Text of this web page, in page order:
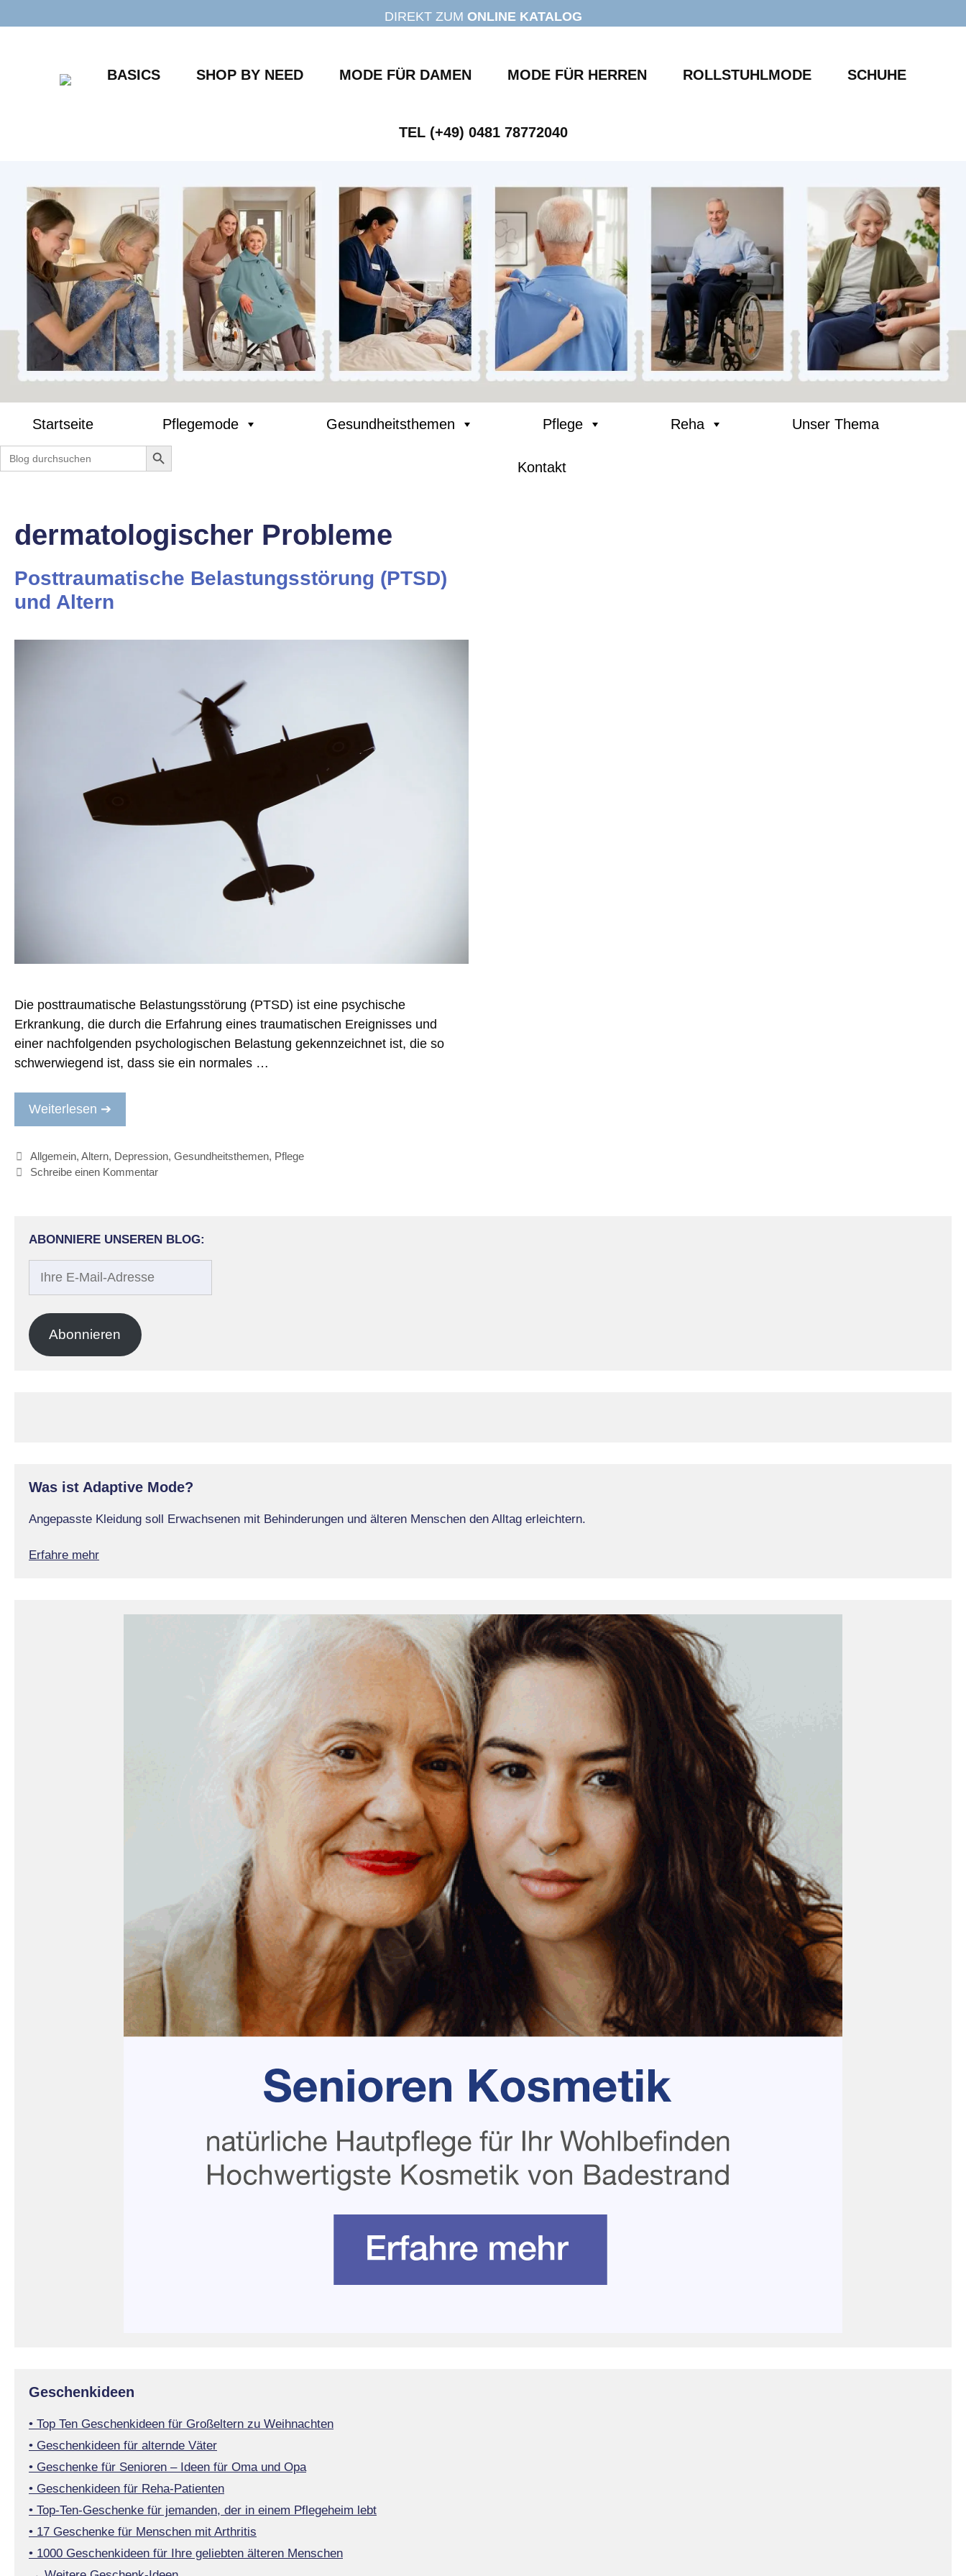
Inhalt
DIREKT ZUM ONLINE KATALOG
BASICS SHOP BY NEED MODE FÜR DAMEN MODE FÜR HERREN ROLLSTUHLMODE SCHUHE
TEL (+49) 0481 78772040
Startseite Pflegemode Gesundheitsthemen Pflege Reha Unser Thema
Kontakt
Search
for:
Search Button
dermatologischer Probleme
Posttraumatische Belastungsstörung (PTSD)
und Altern
Die posttraumatische Belastungsstörung (PTSD) ist eine psychische
Erkrankung, die durch die Erfahrung eines traumatischen Ereignisses und
einer nachfolgenden psychologischen Belastung gekennzeichnet ist, die so
schwerwiegend ist, dass sie ein normales …
Weiterlesen ➔
Kategorien
Allgemein,Altern, Depression,Gesundheitsthemen, Pflege
Schreibe einen Kommentar
ABONNIERE UNSEREN BLOG:
Adresse
Abonnieren
Was ist Adaptive Mode?
Angepasste Kleidung soll Erwachsenen mit Behinderungen und älteren Menschen den Alltag erleichtern.
Erfahre mehr
Geschenkideen
• Top Ten Geschenkideen für Großeltern zu Weihnachten
• Geschenkideen für alternde Väter
• Geschenke für Senioren – Ideen für Oma und Opa
• Geschenkideen für Reha-Patienten
• Top-Ten-Geschenke für jemanden, der in einem Pflegeheim lebt
• 17 Geschenke für Menschen mit Arthritis
• 1000 Geschenkideen für Ihre geliebten älteren Menschen